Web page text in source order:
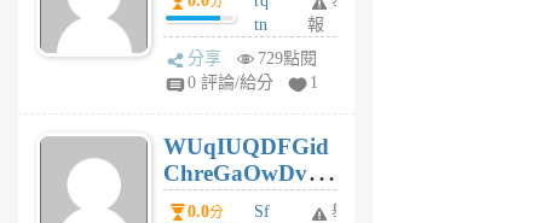
tn
jt
gl
個
月
前
報
分享
729點閱
0 評論/給分
1
WUqIUQDFGid
ChreGaOwDv
dY0.0分
Sf
舉